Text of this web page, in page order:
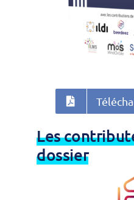
Les
dossier